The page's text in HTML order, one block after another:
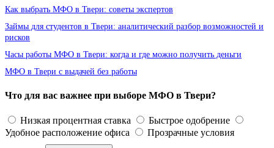
Как выбрать МФО в Твери: советы экспертов
Займы для студентов в Твери: аналитический разбор возможностей и
рисков
Часы работы МФО в Твери: когда и где можно получить деньги
МФО в Твери с выдачей без работы
Что для вас важнее при выборе МФО в Твери?
Низкая процентная ставка
Быстрое одобрение
Удобное расположение офиса
Прозрачные условия